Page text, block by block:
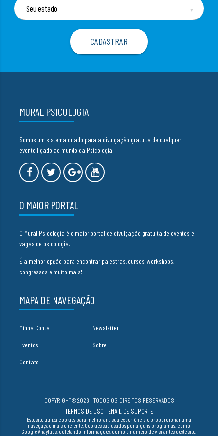
▼
MURAL PSICOLOGIA
Somos um sistema criado para a divulgação gratuita de qualquer
evento ligado ao mundo da Psicologia.
O MAIOR PORTAL
O Mural Psicologia é o maior portal de divulgação gratuita de eventos e
vagas de psicologia.
É a melhor opção para encontrar palestras, cursos, workshops,
congressos e muito mais!
MAPA DE NAVEGAÇÃO
Minha Conta Newsletter
Eventos Sobre
Contato
COPYRIGHT©2026 . TODOS OS DIREITOS RESERVADOS
TERMOS DE USO . EMAIL DE SUPORTE
Este site utiliza cookies para melhorar a sua experiência e proporcionar uma
navegação mais eficiente. Cookies são usados por alguns programas, como
Google Anayltics, coletando informações, como o número de visitantes deste site.